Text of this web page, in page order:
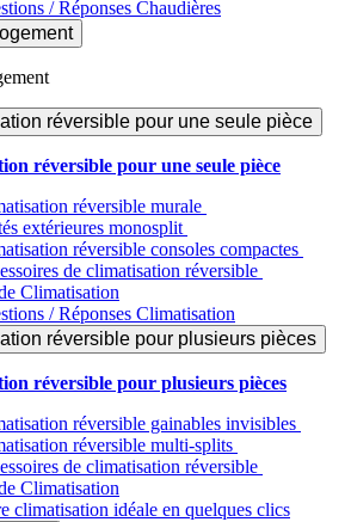
/ Réponses Chaudières
réversible pour une seule pièce
réversible pour une seule pièce
réversible murale
extérieures monosplit
réversible consoles compactes
de climatisation réversible
Climatisation
/ Réponses Climatisation
réversible pour plusieurs pièces
réversible pour plusieurs pièces
réversible gainables invisibles
réversible multi-splits
de climatisation réversible
Climatisation
climatisation idéale en quelques clics